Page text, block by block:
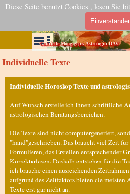
Diese Seite benutzt Cookies , lesen Sie
Direkt zum SeiteninhaltVedische Astrologie
Indische Horoskope
Menü überspringen
Menü überspringen
0.00 €
Gabrielle Moog gepr. Astrologin DAV
Individuelle Texte
Individuelle Horoskop Texte und
Auf Wunsch erstelle ich Ihnen schriftliche
astrologischen Beratungsbereichen.
Die Texte sind nicht computergeneriert,
"hand"geschrieben. Das braucht viel Zeit für
Formulieren, das Erstellen entsprechender
Korrekturlesen. Deshalb entstehen für die
ich brauche einen ausreichenden
aufgrund des Zeitfaktors bieten die
Texte erst gar nicht an.